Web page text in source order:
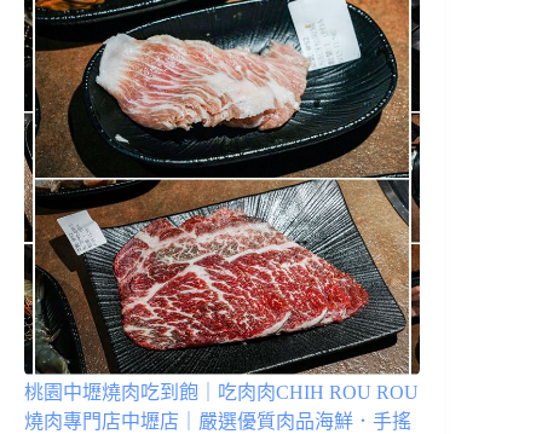
桃園中壢燒肉吃到飽｜吃肉肉CHIH ROU ROU
燒肉專門店中壢店｜嚴選優質肉品海鮮．手搖